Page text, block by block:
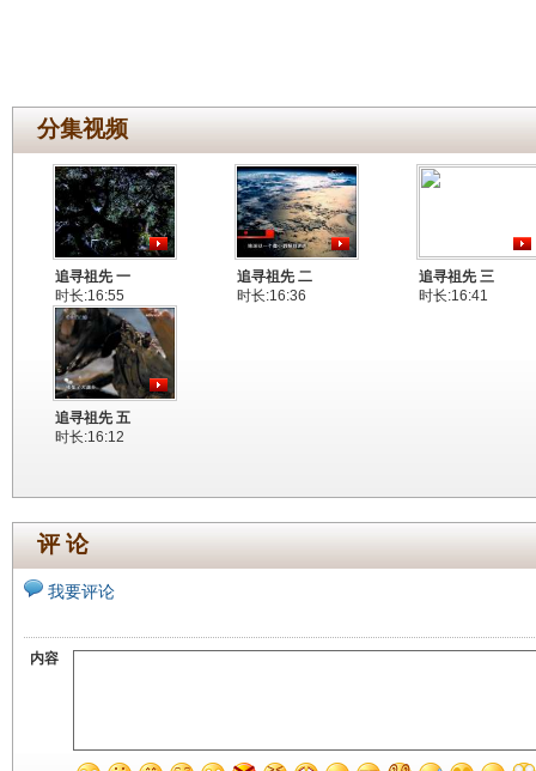
分集视频
追寻祖先 一
时长:16:55
追寻祖先 二
时长:16:36
追寻祖先 三
时长:16:41
追寻祖先 五
时长:16:12
评 论
我要评论
内容